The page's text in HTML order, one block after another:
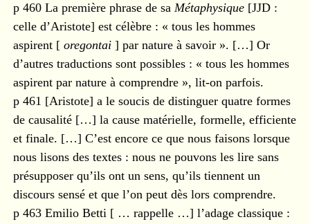
p 460 La première phrase de sa Métaphysique[JJD :
celle d’Aristote] est célèbre : « tous les hommes
aspirent [oregontai ] par nature à savoir ». […] Or
d’autres traductions sont possibles : « tous les hommes
aspirent par nature à comprendre », lit-on parfois.
p 461 [Aristote] a le soucis de distinguer quatre formes
de causalité […] la cause matérielle, formelle, efficiente
et finale. […] C’est encore ce que nous faisons lorsque
nous lisons des textes : nous ne pouvons les lire sans
présupposer qu’ils ont un sens, qu’ils tiennent un
discours sensé et que l’on peut dès lors comprendre.
p 463 Emilio Betti [ … rappelle …] l’adage classique :